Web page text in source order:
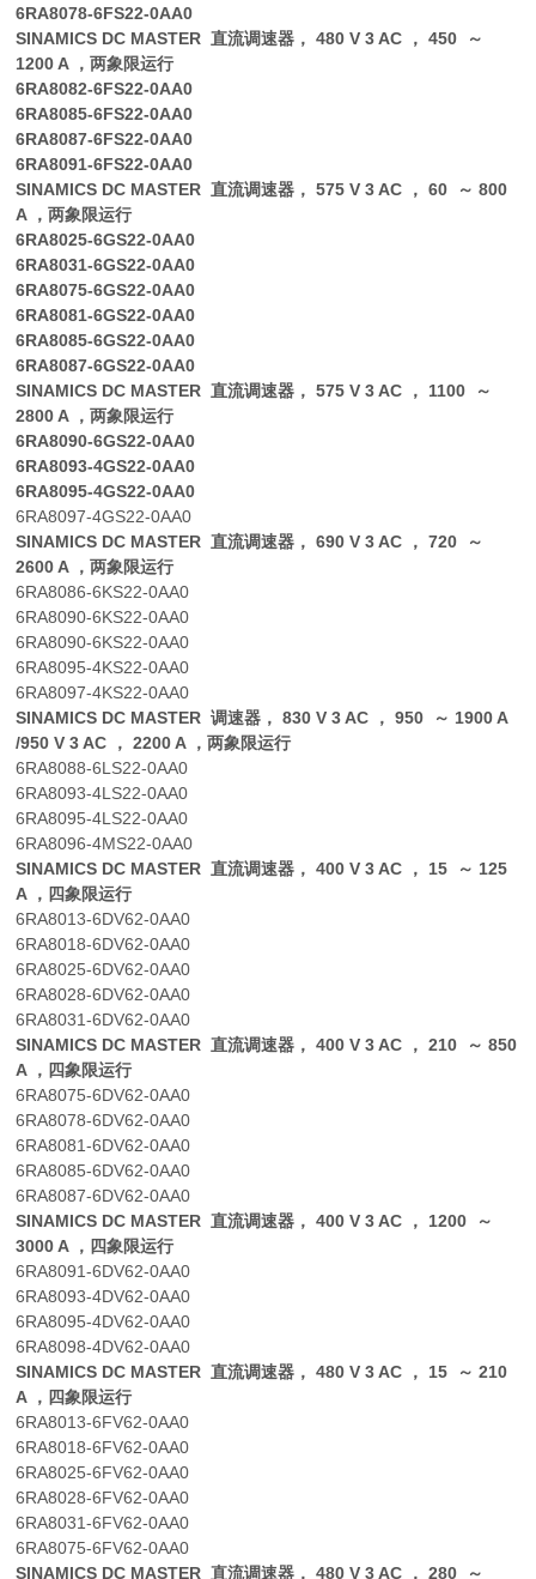
6RA8078-6FS22-0AA0
SINAMICS DC MASTER 直流调速器， 480 V 3 AC ， 450 ～
1200 A ，两象限运行
6RA8082-6FS22-0AA0
6RA8085-6FS22-0AA0
6RA8087-6FS22-0AA0
6RA8091-6FS22-0AA0
SINAMICS DC MASTER 直流调速器， 575 V 3 AC ， 60 ～ 800
A ，两象限运行
6RA8025-6GS22-0AA0
6RA8031-6GS22-0AA0
6RA8075-6GS22-0AA0
6RA8081-6GS22-0AA0
6RA8085-6GS22-0AA0
6RA8087-6GS22-0AA0
SINAMICS DC MASTER 直流调速器， 575 V 3 AC ， 1100 ～
2800 A ，两象限运行
6RA8090-6GS22-0AA0
6RA8093-4GS22-0AA0
6RA8095-4GS22-0AA0
6RA8097-4GS22-0AA0
SINAMICS DC MASTER 直流调速器， 690 V 3 AC ， 720 ～
2600 A ，两象限运行
6RA8086-6KS22-0AA0
6RA8090-6KS22-0AA0
6RA8090-6KS22-0AA0
6RA8095-4KS22-0AA0
6RA8097-4KS22-0AA0
SINAMICS DC MASTER 调速器， 830 V 3 AC ， 950 ～ 1900 A
/950 V 3 AC ， 2200 A ，两象限运行
6RA8088-6LS22-0AA0
6RA8093-4LS22-0AA0
6RA8095-4LS22-0AA0
6RA8096-4MS22-0AA0
SINAMICS DC MASTER 直流调速器， 400 V 3 AC ， 15 ～ 125
A ，四象限运行
6RA8013-6DV62-0AA0
6RA8018-6DV62-0AA0
6RA8025-6DV62-0AA0
6RA8028-6DV62-0AA0
6RA8031-6DV62-0AA0
SINAMICS DC MASTER 直流调速器， 400 V 3 AC ， 210 ～ 850
A ，四象限运行
6RA8075-6DV62-0AA0
6RA8078-6DV62-0AA0
6RA8081-6DV62-0AA0
6RA8085-6DV62-0AA0
6RA8087-6DV62-0AA0
SINAMICS DC MASTER 直流调速器， 400 V 3 AC ， 1200 ～
3000 A ，四象限运行
6RA8091-6DV62-0AA0
6RA8093-4DV62-0AA0
6RA8095-4DV62-0AA0
6RA8098-4DV62-0AA0
SINAMICS DC MASTER 直流调速器， 480 V 3 AC ， 15 ～ 210
A ，四象限运行
6RA8013-6FV62-0AA0
6RA8018-6FV62-0AA0
6RA8025-6FV62-0AA0
6RA8028-6FV62-0AA0
6RA8031-6FV62-0AA0
6RA8075-6FV62-0AA0
SINAMICS DC MASTER 直流调速器， 480 V 3 AC ， 280 ～